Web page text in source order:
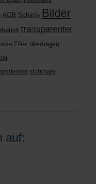
AGB Schärfe Bilder
transparenter
Files übertragen
sichtbare
auf: